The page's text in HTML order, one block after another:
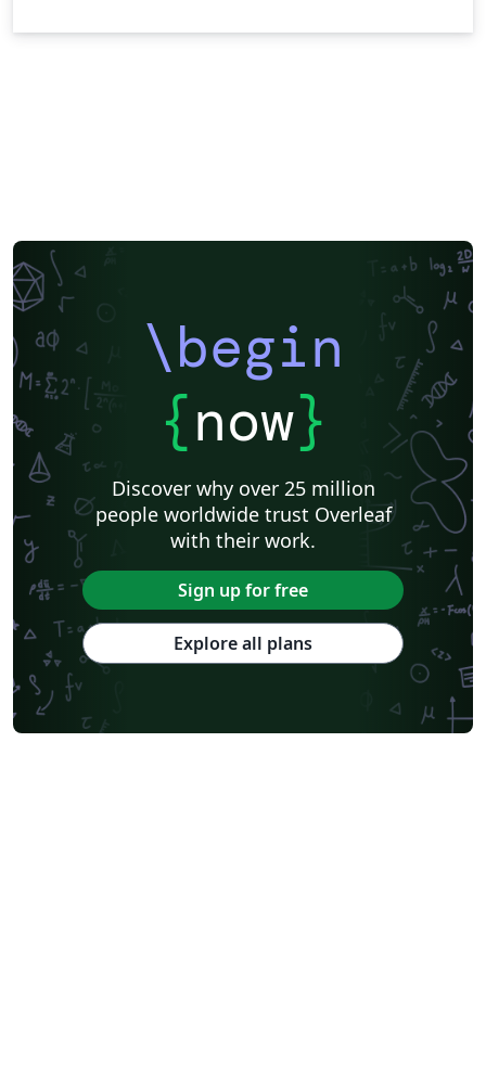
\begin
{now}
Discover why over 25 million
people worldwide trust Overleaf
with their work.
Sign up for free
Explore all plans